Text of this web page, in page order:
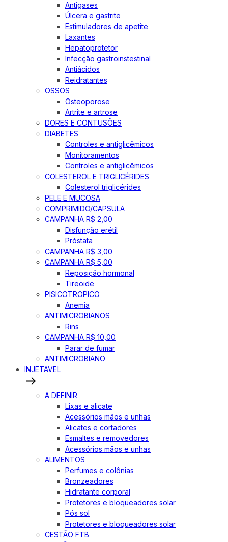
Antigases
Úlcera e gastrite
Estimuladores de apetite
Laxantes
Hepatoprotetor
Infecção gastroinstestinal
Antiácidos
Reidratantes
OSSOS
Osteoporose
Artrite e artrose
DORES E CONTUSÕES
DIABETES
Controles e antiglicêmicos
Monitoramentos
Controles e antiglicêmicos
COLESTEROL E TRIGLICÉRIDES
Colesterol triglicérides
PELE E MUCOSA
COMPRIMIDO/CAPSULA
CAMPANHA R$ 2,00
Disfunção erétil
Próstata
CAMPANHA R$ 3,00
CAMPANHA R$ 5,00
Reposição hormonal
Tireoide
PISICOTROPICO
Anemia
ANTIMICROBIANOS
Rins
CAMPANHA R$ 10,00
Parar de fumar
ANTIMICROBIANO
INJETAVEL
A DEFINIR
Lixas e alicate
Acessórios mãos e unhas
Alicates e cortadores
Esmaltes e removedores
Acessórios mãos e unhas
ALIMENTOS
Perfumes e colônias
Bronzeadores
Hidratante corporal
Protetores e bloqueadores solar
Pós sol
Protetores e bloqueadores solar
CESTÃO FTB